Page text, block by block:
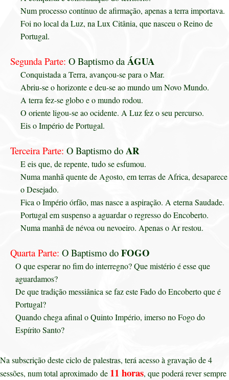
Num processo contínuo de afirmação, apenas a terra importava.
Foi no local da Luz, na Lux Citânia, que nasceu o Reino de
Portugal.
Segunda Parte: O Baptismo da ÁGUA
Conquistada a Terra, avançou-se para o Mar.
Abriu-se o horizonte e deu-se ao mundo um Novo Mundo.
A terra fez-se globo e o mundo rodou.
O oriente ligou-se ao ocidente. A Luz fez o seu percurso.
Eis o Império de Portugal.
Terceira Parte: O Baptismo do AR
E eis que, de repente, tudo se esfumou.
Numa manhã quente de Agosto, em terras de Africa, desaparece
o Desejado.
Fica o Império órfão, mas nasce a aspiração. A eterna Saudade.
Portugal em suspenso a aguardar o regresso do Encoberto.
Numa manhã de névoa ou nevoeiro. Apenas o Ar restou.
Quarta Parte: O Baptismo do FOGO
O que esperar no fim do interregno? Que mistério é esse que
aguardamos?
De que tradição messiânica se faz este Fado do Encoberto que é
Portugal?
Quando chega afinal o Quinto Império, imerso no Fogo do
Espírito Santo?
Na subscrição deste ciclo de palestras, terá acesso à gravação de 4
sessões, num total aproximado de 11 horas, que poderá rever sempre